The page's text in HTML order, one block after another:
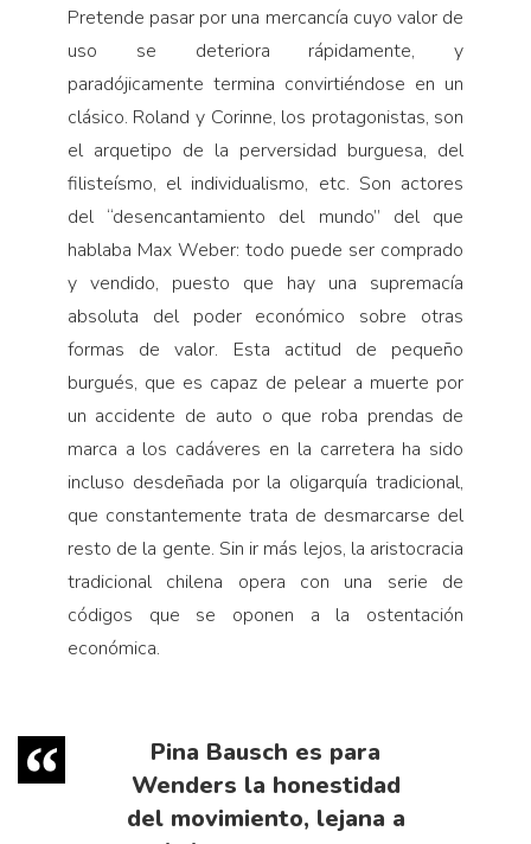
Pretende pasar por una mercancía cuyo valor de
uso se deteriora rápidamente, y
paradójicamente termina convirtiéndose en un
clásico. Roland y Corinne, los protagonistas, son
el arquetipo de la perversidad burguesa, del
filisteísmo, el individualismo, etc. Son actores
del “desencantamiento del mundo” del que
hablaba Max Weber: todo puede ser comprado
y vendido, puesto que hay una supremacía
absoluta del poder económico sobre otras
formas de valor. Esta actitud de pequeño
burgués, que es capaz de pelear a muerte por
un accidente de auto o que roba prendas de
marca a los cadáveres en la carretera ha sido
incluso desdeñada por la oligarquía tradicional,
que constantemente trata de desmarcarse del
resto de la gente. Sin ir más lejos, la aristocracia
tradicional chilena opera con una serie de
códigos que se oponen a la ostentación
económica.
Pina Bausch es para
Wenders la honestidad
del movimiento, lejana a